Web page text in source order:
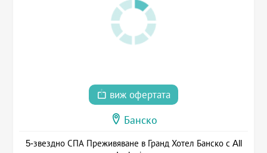
виж офертата
Банско
5-звездно СПА Преживяване в Гранд Хотел Банско с All